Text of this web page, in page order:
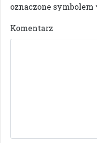
oznaczone symbolem
Komentarz